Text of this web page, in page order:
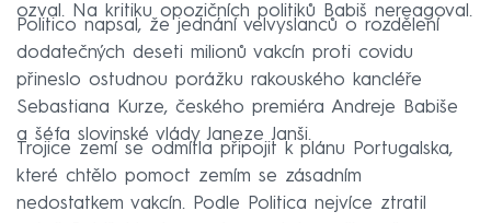
ozval. Na kritiku opozičních politiků Babiš nereagoval.
Politico napsal, že jednání velvyslanců o rozdělení
dodatečných deseti milionů vakcín proti covidu
přineslo ostudnou porážku rakouského kancléře
Sebastiana Kurze, českého premiéra Andreje Babiše
a šéfa slovinské vlády Janeze Janši.
Trojice zemí se odmítla připojit k plánu Portugalska,
které chtělo pomoct zemím se zásadním
nedostatkem vakcín. Podle Politica nejvíce ztratil